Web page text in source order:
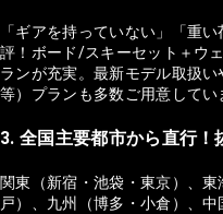
「ギアを持っていない」「重
評！ボード/スキーセット＋ウ
ランが充実。最新モデル取扱
等）プランも多数ご用意してい
3. 全国主要都市から直行！
関東（新宿・池袋・東京）、
戸）、九州（博多・小倉）、